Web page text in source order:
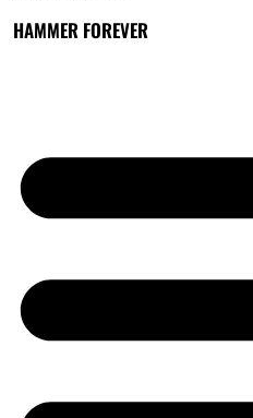
HAMMER FOREVER